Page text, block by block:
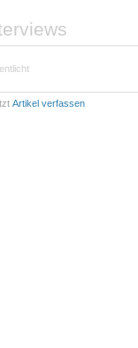
Artikel verfassen